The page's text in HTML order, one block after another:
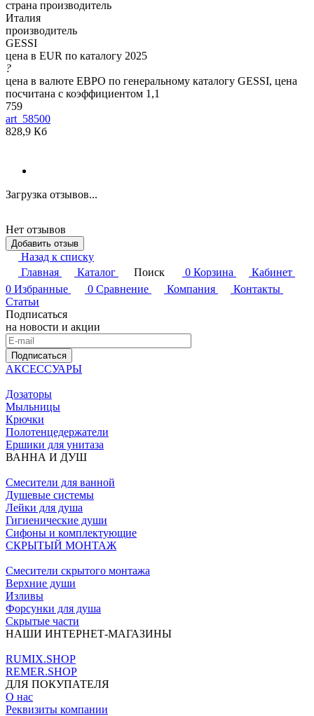
страна производитель
Италия
производитель
GESSI
цена в EUR по каталогу 2025
?
цена в валюте ЕВРО по генеральному каталогу GESSI, цена
посчитана с коэффициентом 1,1
759
art_58500
828,9 Кб
Загрузка отзывов...
Нет отзывов
Добавить отзыв
Назад к списку
Главная
Каталог Поиск 0 Корзина
Кабинет
0 Избранные 0 Сравнение Компания
Контакты
Статьи
Подписаться
на новости и акции
Подписаться
АКСЕССУАРЫ
Дозаторы
Мыльницы
Крючки
Полотенцедержатели
Ершики для унитаза
ВАННА И ДУШ
Смесители для ванной
Душевые системы
Лейки для душа
Гигиенические души
Сифоны и комплектующие
СКРЫТЫЙ МОНТАЖ
Смесители скрытого монтажа
Верхние души
Изливы
Форсунки для душа
Скрытые части
НАШИ ИНТЕРНЕТ-МАГАЗИНЫ
RUMIX.SHOP
REMER.SHOP
ДЛЯ ПОКУПАТЕЛЯ
О нас
Реквизиты компании